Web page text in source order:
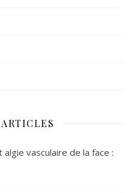
vasculaire de la face :